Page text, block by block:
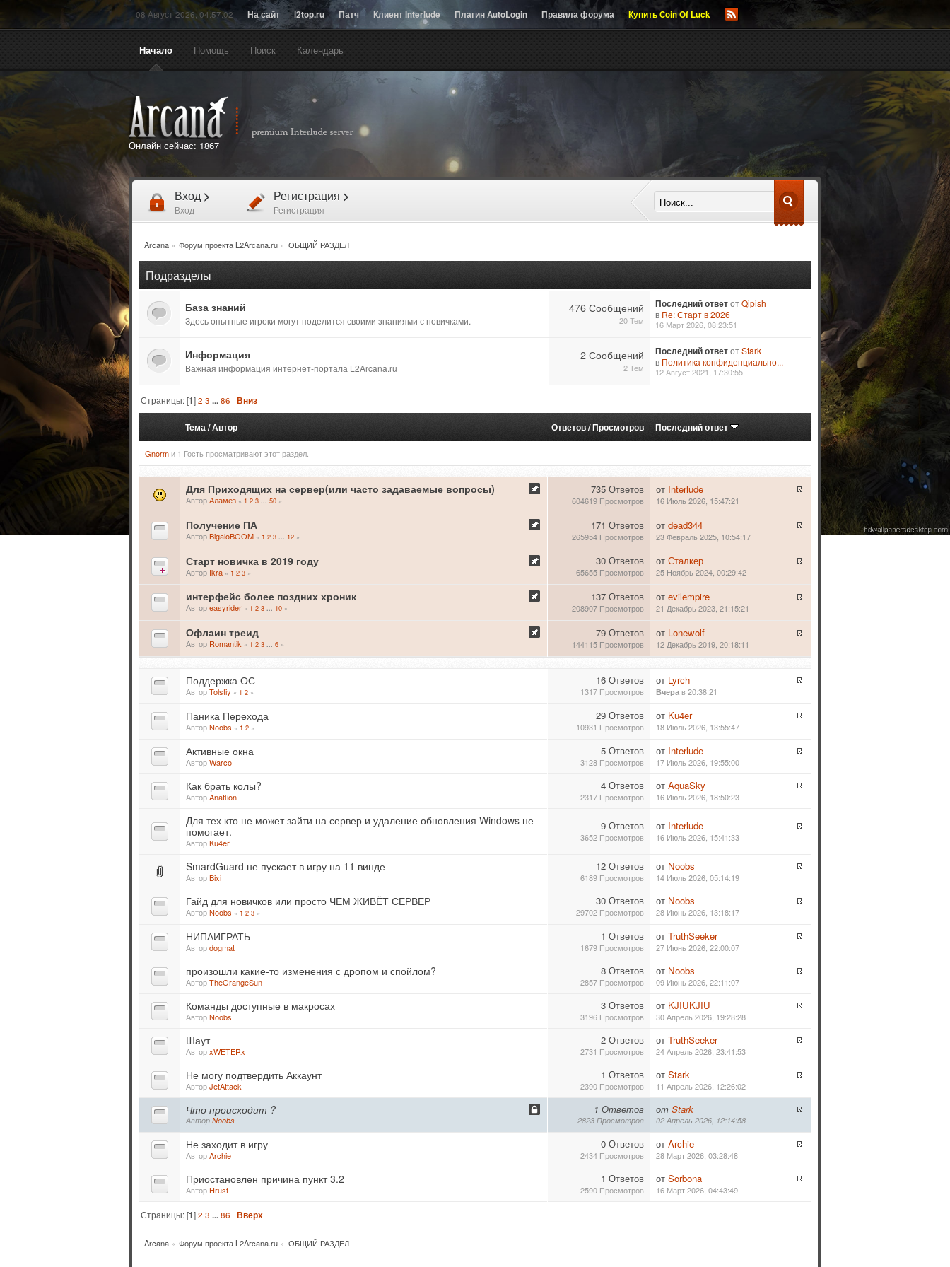
08 Август 2026, 04:57:02 На сайт l2top.ru Патч Клиент Interlude Плагин AutoLogin Правила форума Купить Coin Of Luck
Начало Помощь Поиск Календарь
Онлайн сейчас: 1867
Вход >
Вход
Регистрация >
Регистрация
Arcana» Форум проекта L2Arcana.ru » ОБЩИЙ РАЗДЕЛ
Подразделы
База знаний
Здесь опытные игроки могут поделится своими знаниями с новичками.
476 Сообщений
20 Тем
Последний ответотQipish
в Re: Старт в 2026
16 Март 2026, 08:23:51
Информация
Важная информация интернет-портала L2Arcana.ru
2 Сообщений
2 Тем
Последний ответотStark
в Политика конфиденциально...
12 Август 2021, 17:30:55
Страницы: [1]2 3 ...86 Вниз
Тема/Автор Ответов/Просмотров Последний ответ
Gnormи 1 Гость просматривают этот раздел.
Для Приходящих на сервер(или часто задаваемые вопросы)
АвторАламез « 1 2 3 ... 50 »
735 Ответов
604619 Просмотров
от Interlude
16 Июль 2026, 15:47:21
Получение ПА
АвторBigaloBOOM « 1 2 3 ... 12 »
171 Ответов
265954 Просмотров
от dead344
23 Февраль 2025, 10:54:17
Старт новичка в 2019 году
Автор Ikra « 1 2 3 »
30 Ответов
65655 Просмотров
от Сталкер
25 Ноябрь 2024, 00:29:42
интерфейс более поздних хроник
Авторeasyrider « 1 2 3 ... 10 »
137 Ответов
208907 Просмотров
от evilempire
21 Декабрь 2023, 21:15:21
Офлаин треид
Автор Romantik « 1 2 3 ... 6 »
79 Ответов
144115 Просмотров
от Lonewolf
12 Декабрь 2019, 20:18:11
Поддержка ОС
АвторTolstiy « 1 2 »
16 Ответов
1317 Просмотров
от Lyrch
Вчера в 20:38:21
Паника Перехода
АвторNoobs « 1 2 »
29 Ответов
10931 Просмотров
от Ku4er
18 Июль 2026, 13:55:47
Активные окна
АвторWarco
5 Ответов
3128 Просмотров
от Interlude
17 Июль 2026, 19:55:00
Как брать колы?
АвторAnaflion
4 Ответов
2317 Просмотров
от AquaSky
16 Июль 2026, 18:50:23
Для тех кто не может зайти на сервер и удаление обновления Windows не
помогает.
АвторKu4er
9 Ответов
3652 Просмотров
от Interlude
16 Июль 2026, 15:41:33
SmardGuard не пускает в игру на 11 винде
АвторBixi
12 Ответов
6189 Просмотров
от Noobs
14 Июль 2026, 05:14:19
Гайд для новичков или просто ЧЕМ ЖИВЁТ СЕРВЕР
АвторNoobs « 1 2 3 »
30 Ответов
29702 Просмотров
от Noobs
28 Июнь 2026, 13:18:17
НИПАИГРАТЬ
Авторdogmat
1 Ответов
1679 Просмотров
от TruthSeeker
27 Июнь 2026, 22:00:07
произошли какие-то изменения с дропом и спойлом?
АвторTheOrangeSun
8 Ответов
2857 Просмотров
от Noobs
09 Июнь 2026, 22:11:07
Команды доступные в макросах
АвторNoobs
3 Ответов
3196 Просмотров
от KJIUKJIU
30 Апрель 2026, 19:28:28
Шаут
АвторxWETERx
2 Ответов
2731 Просмотров
от TruthSeeker
24 Апрель 2026, 23:41:53
Не могу подтвердить Аккаунт
АвторJetAttack
1 Ответов
2390 Просмотров
от Stark
11 Апрель 2026, 12:26:02
Что происходит ?
Автор Noobs
1 Ответов
2823 Просмотров
от Stark
02 Апрель 2026, 12:14:58
Не заходит в игру
АвторArchie
0 Ответов
2434 Просмотров
от Archie
28 Март 2026, 03:28:48
Приостановлен причина пункт 3.2
Автор Hrust
1 Ответов
2590 Просмотров
от Sorbona
16 Март 2026, 04:43:49
Страницы: [1]2 3 ...86 Вверх
Arcana» Форум проекта L2Arcana.ru » ОБЩИЙ РАЗДЕЛ